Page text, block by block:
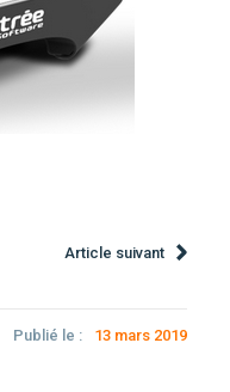
Article suivant
Publié le : 13 mars 2019